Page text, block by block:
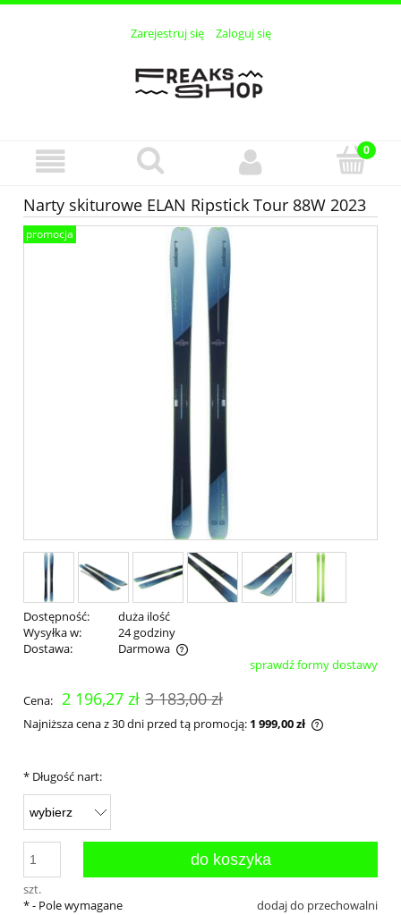
Zarejestruj się Zaloguj się
Narty skiturowe ELAN Ripstick Tour 88W 2023
promocja
Dostępność:
duża ilość
Wysyłka w:
24 godziny
Dostawa:
Darmowa
Cena nie zawiera ewentualnych kosztów płatnościsprawdź formy dostawy
Cena: 2 196,27 zł 3 183,00 zł
Najniższa cena z 30 dni przed tą promocją: 1 999,00 zł
* Długość nart:
szt.
do koszyka
dodaj do przechowalni
*- Pole wymagane